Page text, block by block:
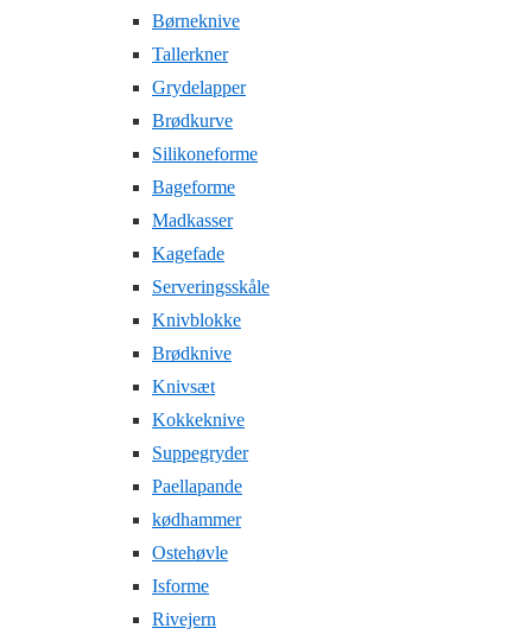
Børneknive
Tallerkner
Grydelapper
Brødkurve
Silikoneforme
Bageforme
Madkasser
Kagefade
Serveringsskåle
Knivblokke
Brødknive
Knivsæt
Kokkeknive
Suppegryder
Paellapande
kødhammer
Ostehøvle
Isforme
Rivejern